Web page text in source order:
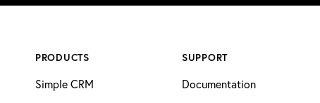
PRODUCTS
Simple CRM
SUPPORT
Documentation